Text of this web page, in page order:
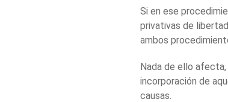
Si en ese
privativas de
ambos
Nada de ello
incorporación de
causas.